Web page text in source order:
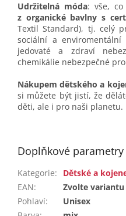
Udržitelná móda: vše,
z organické bavlny s
Textil Standard), tj. celý
sociální a enviromentální
jedovaté a zdraví
chemikálie nebezpečné
Nákupem dětského a
si můžete být jistí, že
děti, ale i pro naši planetu.
Doplňkové parametry
Kategorie:
Dětské a
EAN:
Zvolte variantu
Pohlaví:
Unisex